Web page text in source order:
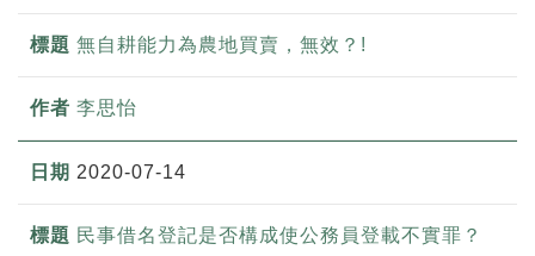
無自耕能力為農地買賣，無效？!
李思怡
2020-07-14
民事借名登記是否構成使公務員登載不實罪？